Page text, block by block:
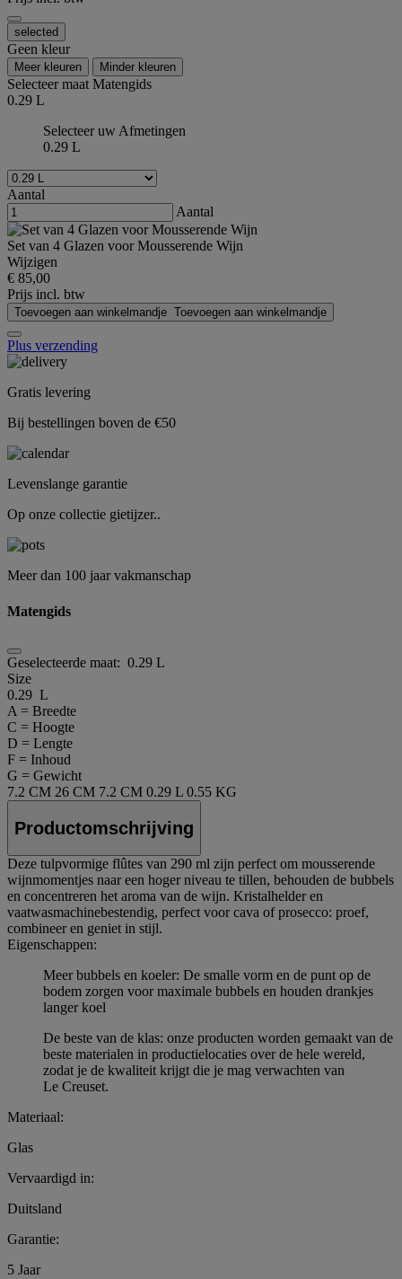
selected
Geen kleur
Meer kleuren Minder kleuren
Selecteer maatMatengids
0.29 L
Selecteer uw Afmetingen
0.29 L
Aantal
Aantal
Set van 4 Glazen voor Mousserende Wijn
Wijzigen
€ 85,00
Prijs incl. btw
Toevoegen aan winkelmandje Toevoegen aan winkelmandje
Plus verzending
Gratis levering
Bij bestellingen boven de €50
Levenslange garantie
Op onze collectie gietijzer..
Meer dan 100 jaar vakmanschap
Matengids
Geselecteerde maat: 0.29 L
Size
0.29 L
A = Breedte
C = Hoogte
D = Lengte
F = Inhoud
G = Gewicht
7.2 CM 26 CM 7.2 CM 0.29 L 0.55 KG
Productomschrijving
Deze tulpvormige flûtes van 290 ml zijn perfect om mousserende
wijnmomentjes naar een hoger niveau te tillen, behouden de bubbels
en concentreren het aroma van de wijn. Kristalhelder en
vaatwasmachinebestendig, perfect voor cava of prosecco: proef,
combineer en geniet in stijl.
Eigenschappen:
Meer bubbels en koeler: De smalle vorm en de punt op de
bodem zorgen voor maximale bubbels en houden drankjes
langer koel
De beste van de klas: onze producten worden gemaakt van de
beste materialen in productielocaties over de hele wereld,
zodat je de kwaliteit krijgt die je mag verwachten van
Le Creuset.
Materiaal:
Glas
Vervaardigd in:
Duitsland
Garantie:
5 Jaar